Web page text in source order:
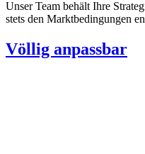
Unser Team behält Ihre
stets den Marktbedingungen
Völlig anpassbar